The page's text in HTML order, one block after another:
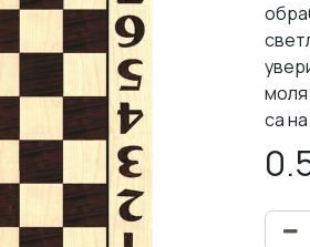
моля
са